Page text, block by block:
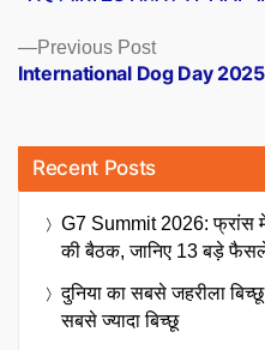
Previous PostPrevious
post:
International Dog Day 2025:
Recent Posts
G7 Summit 2026: फ्रांस
की बैठक, जानिए 13 बड़े
दुनिया का सबसे जहरीला
सबसे ज्यादा बिच्छू